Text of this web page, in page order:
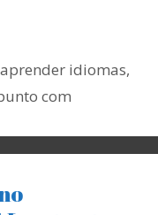
aprender idiomas,
com